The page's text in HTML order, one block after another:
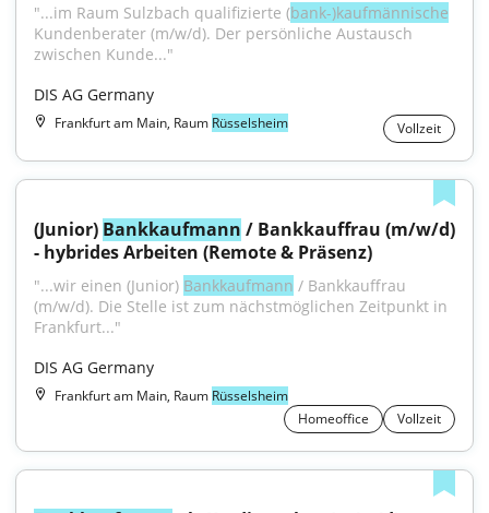
"...im Raum Sulzbach qualifizierte (bank-)kaufmännische
Kundenberater (m/w/d). Der persönliche Austausch
zwischen Kunde..."
DIS AG Germany
Frankfurt am Main, Raum Rüsselsheim Vollzeit
(Junior) Bankkaufmann / Bankkauffrau (m/w/d)
- hybrides Arbeiten (Remote & Präsenz)
"...wir einen (Junior) Bankkaufmann / Bankkauffrau
(m/w/d). Die Stelle ist zum nächstmöglichen Zeitpunkt in
Frankfurt..."
DIS AG Germany
Frankfurt am Main, Raum Rüsselsheim
Homeoffice
Vollzeit